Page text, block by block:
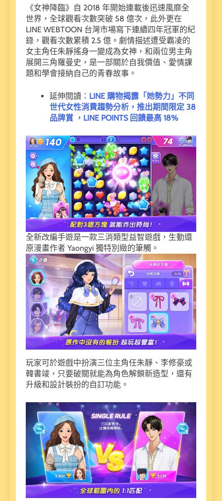
《女神降臨》自 2018 年開始連載後迅速風靡全
世界，全球觀看次數突破 58 億次，此外更在
LINE WEBTOON 台灣市場寫下連續四年冠軍的紀
錄，觀看次數累積 2.5 億。劇情描述遭受霸凌的
女主角任朱靜搖身一變成為女神，和兩位男主角
展開三角羅曼史，是一部關於自我價值、愛情課
題和學會接納自己的青春故事。
延伸閱讀： LINE 購物揭露「她勢力」不同
世代女性消費趨勢分析，推出期間限定 38
品牌賞 ，LINE POINTS 回饋最高 18%
全新改編手遊是一款三消類型益智遊戲，生動還
原漫畫作者 Yaongyi 獨特別緻的筆觸。
玩家可於遊戲中扮演三位主角任朱靜、李修豪或
韓書竣，只要破關就能為角色解鎖新造型，還有
升級和設計裝扮的自訂功能。